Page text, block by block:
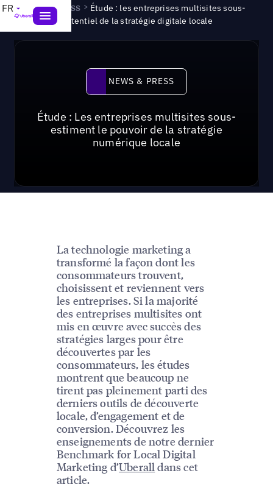
FR News & Press > Étude : les entreprises multisites sous-
estiment le potentiel de la stratégie digitale locale
News & Press
NEWS & PRESS
Étude : Les entreprises multisites sous-
estiment le pouvoir de la stratégie
numérique locale
La technologie marketing a
transformé la façon dont les
consommateurs trouvent,
choisissent et reviennent vers
les entreprises. Si la majorité
des entreprises multisites ont
mis en œuvre avec succès des
stratégies larges pour être
découvertes par les
consommateurs, les études
montrent que beaucoup ne
tirent pas pleinement parti des
derniers outils de découverte
locale, d’engagement et de
conversion. Découvrez les
enseignements de notre dernier
Benchmark for Local Digital
Marketing d’Uberall dans cet
article.